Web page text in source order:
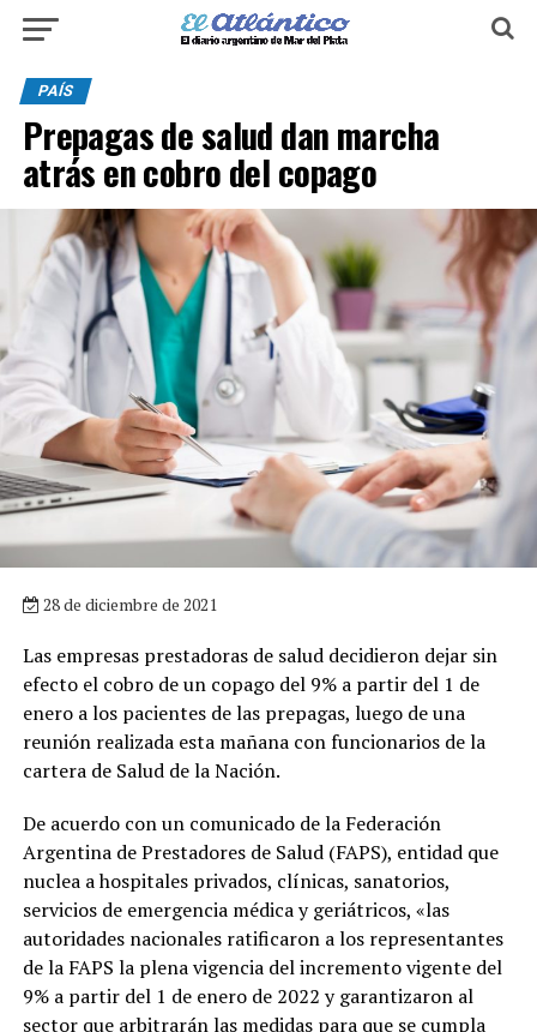
PAÍS
Prepagas de salud dan marcha
atrás en cobro del copago
28 de diciembre de 2021
Las empresas prestadoras de salud decidieron dejar sin
efecto el cobro de un copago del 9% a partir del 1 de
enero a los pacientes de las prepagas, luego de una
reunión realizada esta mañana con funcionarios de la
cartera de Salud de la Nación.
De acuerdo con un comunicado de la Federación
Argentina de Prestadores de Salud (FAPS), entidad que
nuclea a hospitales privados, clínicas, sanatorios,
servicios de emergencia médica y geriátricos, «las
autoridades nacionales ratificaron a los representantes
de la FAPS la plena vigencia del incremento vigente del
9% a partir del 1 de enero de 2022 y garantizaron al
sector que arbitrarán las medidas para que se cumpla